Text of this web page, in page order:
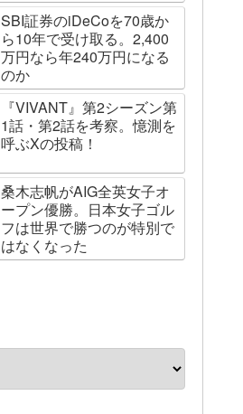
SBI証券のiDeCoを70歳か
ら10年で受け取る。2,400
万円なら年240万円になる
のか
『VIVANT』第2シーズン第
1話・第2話を考察。憶測を
呼ぶXの投稿！
桑木志帆がAIG全英女子オ
ープン優勝。日本女子ゴル
フは世界で勝つのが特別で
はなくなった